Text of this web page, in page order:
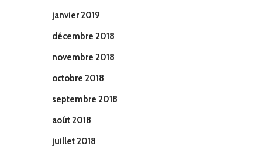
janvier 2019
décembre 2018
novembre 2018
octobre 2018
septembre 2018
août 2018
juillet 2018